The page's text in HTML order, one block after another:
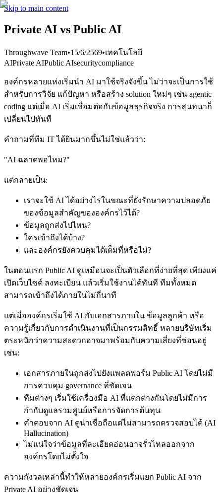
Skip to main content
Private AI vs Public AI
Throughwave Team•15/6/2569•เทคโนโลยี
AIPrivate AIPublic AIsecuritycompliance
องค์กรหลายแห่งเริ่มนำ AI มาใช้จริงจังขึ้น ไม่ว่าจะเป็นการใช้
สำหรับการวิจัย แก้ปัญหา หรือสร้าง solution ใหม่ๆ เช่น agentic
coding แต่เมื่อ AI เริ่มเชื่อมต่อกับข้อมูลธุรกิจจริง การสนทนาก็
เปลี่ยนไปทันที
คำถามที่ทีม IT ได้ยินมากขึ้นไม่ใช่แล้วว่า:
"AI ฉลาดพอไหม?"
แต่กลายเป็น:
เราจะใช้ AI ได้อย่างไรในขณะที่ยังรักษาความปลอดภัย
ของข้อมูลสำคัญขององค์กรไว้ได้?
ข้อมูลถูกส่งไปไหน?
ใครเข้าถึงได้บ้าง?
และองค์กรยังควบคุมได้เต็มที่หรือไม่?
ในตอนแรก Public AI ดูเหมือนจะเป็นตัวเลือกที่ง่ายที่สุด เพียงแค่
เปิดเว็บไซต์ ลงทะเบียน แล้วเริ่มใช้งานได้ทันที ทีมทั้งหมด
สามารถเข้าถึงได้ภายในไม่กี่นาที
แต่เมื่อองค์กรเริ่มใช้ AI กับเอกสารภายใน ข้อมูลลูกค้า หรือ
ความรู้เกี่ยวกับการดำเนินงานที่เป็นกรรมสิทธิ์ หลายบริษัทเริ่ม
ตระหนักว่าความสะดวกอาจมาพร้อมกับความเสี่ยงที่ซ่อนอยู่
เช่น:
เอกสารภายในถูกส่งไปยังแพลตฟอร์ม Public AI โดยไม่มี
การควบคุม governance ที่ชัดเจน
ทีมต่างๆ เริ่มใช้เครื่องมือ AI ที่แตกต่างกันโดยไม่มีการ
กำกับดูแลรวมศูนย์หรือการจัดการต้นทุน
คำตอบจาก AI ดูน่าเชื่อถือแต่ไม่สามารถตรวจสอบได้ (AI
Hallucination)
ไม่แน่ใจว่าข้อมูลที่ละเอียดอ่อนอาจรั่วไหลออกจาก
องค์กรโดยไม่ตั้งใจ
ความกังวลเหล่านี้ทำให้หลายองค์กรเริ่มแยก Public AI จาก
Private AI อย่างชัดเจน